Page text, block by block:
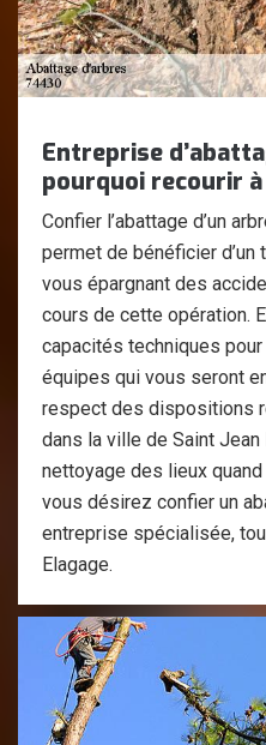
Entreprise
pourquoi recourir
Confier l’abattage d’un
permet de bénéficier d’un
vous épargnant des
cours de cette opération.
capacités techniques
équipes qui vous seront
respect des dispositions
dans la ville de Saint
nettoyage des lieux
vous désirez confier un
entreprise spécialisée,
Elagage.